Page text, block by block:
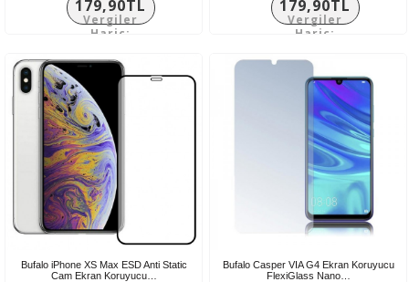
179,90TL
Vergiler
Hariç:
179,90TL
Vergiler
Hariç:
Bufalo iPhone XS Max ESD Anti Static
Cam Ekran Koruyucu…
Bufalo Casper VIA G4 Ekran Koruyucu
FlexiGlass Nano…